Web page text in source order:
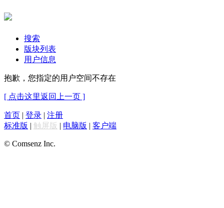
搜索
版块列表
用户信息
抱歉，您指定的用户空间不存在
[ 点击这里返回上一页 ]
首页 | 登录 | 注册
标准版 | 触屏版 | 电脑版 | 客户端
© Comsenz Inc.